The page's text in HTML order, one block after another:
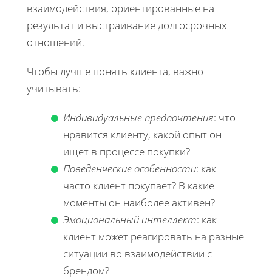
взаимодействия, ориентированные на
результат и выстраивание долгосрочных
отношений.
Чтобы лучше понять клиента, важно
учитывать:
Индивидуальные предпочтения: что
нравится клиенту, какой опыт он
ищет в процессе покупки?
Поведенческие особенности: как
часто клиент покупает? В какие
моменты он наиболее активен?
Эмоциональный интеллект: как
клиент может реагировать на разные
ситуации во взаимодействии с
брендом?